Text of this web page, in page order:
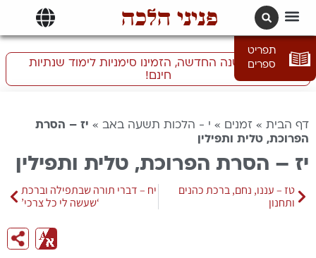
פניני הלכה
תפריט
ספרים
התכוננו לשנה החדשה, הזמינו סימניות לימוד שנתיות
חינם!
דף הבית » זמנים » י - הלכות תשעה באב » יז – הסרת
הפרוכת, טלית ותפילין
יז – הסרת הפרוכת, טלית ותפילין
טז – עננו, נחם, ברכת כהנים
ותחנון
יח – דברי תורה שבתפילה וברכת
‘שעשה לי כל צרכי’